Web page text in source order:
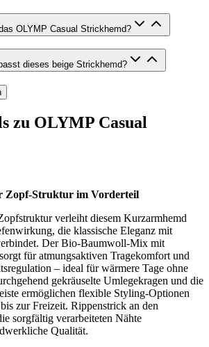
OLYMP Casual Strickhemd?
dieses beige Strickhemd?
zu OLYMP Casual
Zopf-Struktur im Vorderteil
verleiht diesem Kurzarmhemd
die klassische Eleganz mit
Der Bio-Baumwoll-Mix mit
für atmungsaktiven Tragekomfort und
– ideal für wärmere Tage ohne
gekräuselte Umlegekragen und die
ermöglichen flexible Styling-Optionen
zur Freizeit. Rippenstrick an den
sorgfältig verarbeiteten Nähte
Qualität.